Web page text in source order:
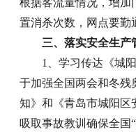
根据客流量情况，增加
置消杀次数，网点要勤
三、落实安全生产
1、学习传达《城
于加强全国两会和冬残
知》和《青岛市城阳区
吸取事故教训确保全国